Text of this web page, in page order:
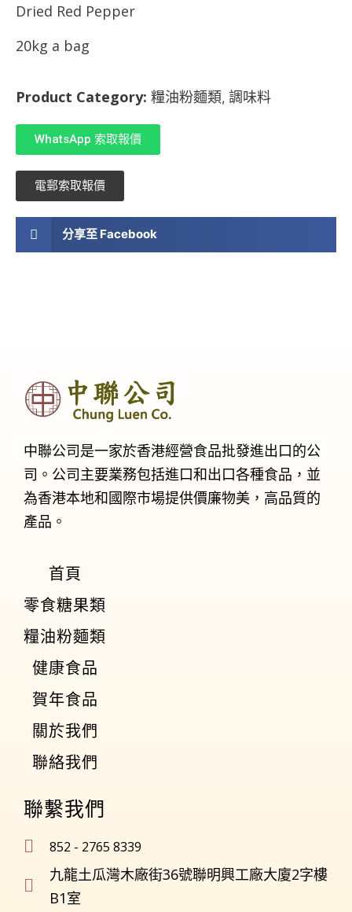
Dried Red Pepper
20kg a bag
Product Category: 糧油粉麵類, 調味料
WhatsApp 索取報價
電郵索取報價
分享至 Facebook
中聯公司是一家於香港經營食品批發進出口的公
司。公司主要業務包括進口和出口各種食品，並
為香港本地和國際市場提供價廉物美，高品質的
產品。
首頁
零食糖果類
糧油粉麵類
健康食品
賀年食品
關於我們
聯絡我們
聯繫我們
852 - 2765 8339
九龍土瓜灣木廠街36號聯明興工廠大廈2字樓
B1室